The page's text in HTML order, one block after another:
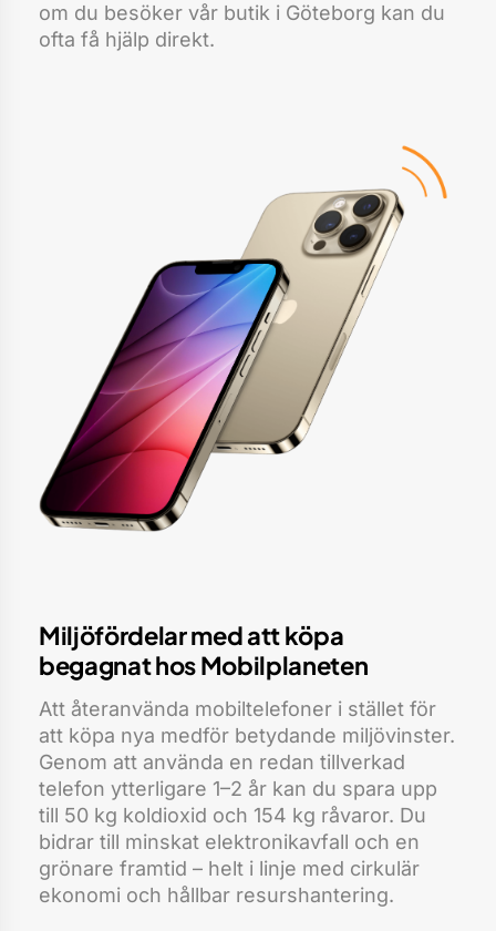
om du besöker vår butik i Göteborg kan du
ofta få hjälp direkt.
Miljöfördelar med att köpa
begagnat hos Mobilplaneten
Att återanvända mobiltelefoner i stället för
att köpa nya medför betydande miljövinster.
Genom att använda en redan tillverkad
telefon ytterligare 1–2 år kan du spara upp
till 50 kg koldioxid och 154 kg råvaror. Du
bidrar till minskat elektronikavfall och en
grönare framtid – helt i linje med cirkulär
ekonomi och hållbar resurshantering.